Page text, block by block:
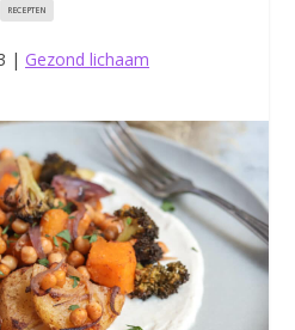
RECEPTEN
| Gezond lichaam